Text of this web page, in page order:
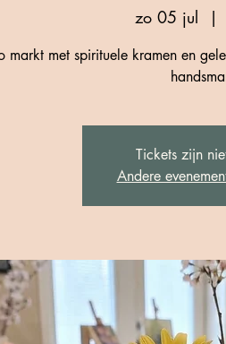
zo 05 jul
  |
markt met spirituele kramen en
Tickets zijn
Andere